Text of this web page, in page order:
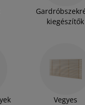
kiegészítők
Vegyes